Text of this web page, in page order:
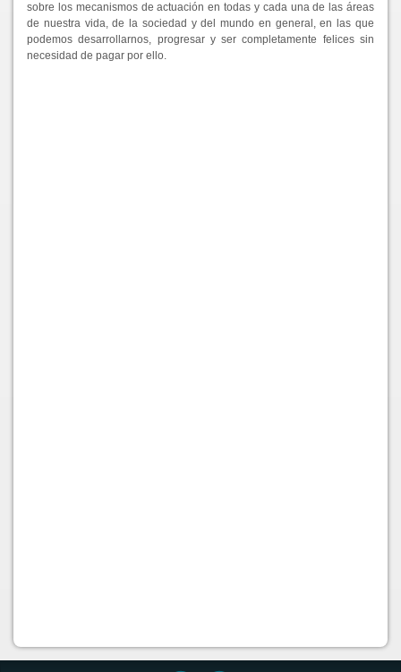
sobre los mecanismos de actuación en todas y cada una de las áreas
de nuestra vida, de la sociedad y del mundo en general, en las que
podemos desarrollarnos, progresar y ser completamente felices sin
necesidad de pagar por ello.